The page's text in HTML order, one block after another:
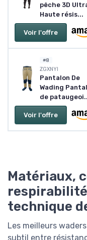
pêche 3D
Haute résis...
Voir l'offre
#8
ZGXNYI
Pantalon De
Wading
de
Voir l'offre
Matériaux,
technique
Les meilleurs
subtil entre